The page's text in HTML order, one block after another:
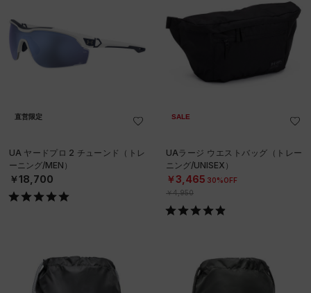
直営限定
UA ヤードプロ 2 チューンド（トレ
ーニング/MEN）
￥18,700
SALE
UAラージ ウエストバッグ（トレー
ニング/UNISEX）
￥3,465 30%OFF
￥4,950